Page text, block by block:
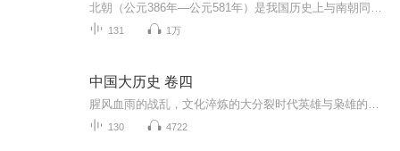
131 1万
中国大历史 卷四
130 4722